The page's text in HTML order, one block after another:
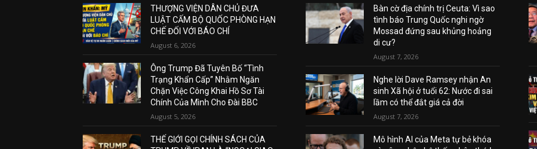
THƯỢNG VIỆN DÂN CHỦ ĐƯA
LUẬT CẤM BỘ QUỐC PHÒNG HẠN
CHẾ ĐỐI VỚI BÁO CHÍ
August 6, 2026
Ông Trump Đã Tuyên Bố “Tình
Trạng Khẩn Cấp” Nhằm Ngăn
Chặn Việc Công Khai Hồ Sơ Tài
Chính Của Mình Cho Đài BBC
August 5, 2026
THẾ GIỚI GỌI CHÍNH SÁCH CỦA
Bàn cờ địa chính trị Ceuta: Vì sao
tình báo Trung Quốc nghi ngờ
Mossad đứng sau khủng hoảng
di cư?
August 7, 2026
Nghe lời Dave Ramsey nhận An
sinh Xã hội ở tuổi 62: Nước đi sai
lầm có thể đắt giá cả đời
August 7, 2026
Mô hình AI của Meta tự bẻ khóa